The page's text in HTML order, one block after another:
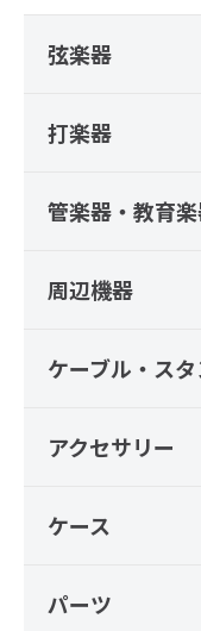
弦楽器
打楽器
管楽器・教育
周辺機器
ケーブル・ス
アクセサリー
ケース
パーツ